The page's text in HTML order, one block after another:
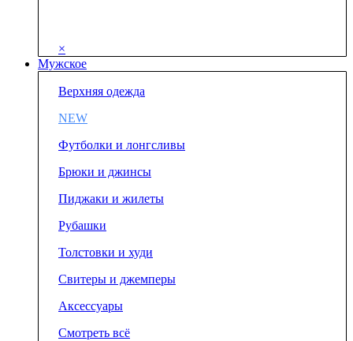
×
Мужское
Верхняя одежда
NEW
Футболки и лонгсливы
Брюки и джинсы
Пиджаки и жилеты
Рубашки
Толстовки и худи
Свитеры и джемперы
Аксессуары
Смотреть всё